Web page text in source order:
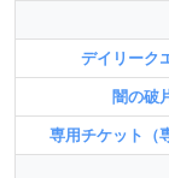
デイリーク
闇の破
専用チケット（